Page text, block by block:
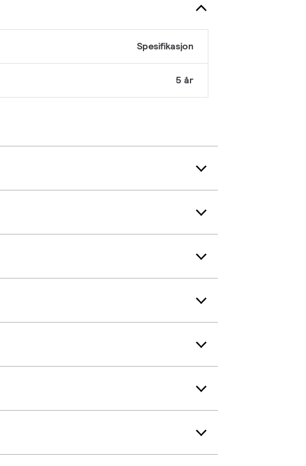
Spesifikasjon
5 år